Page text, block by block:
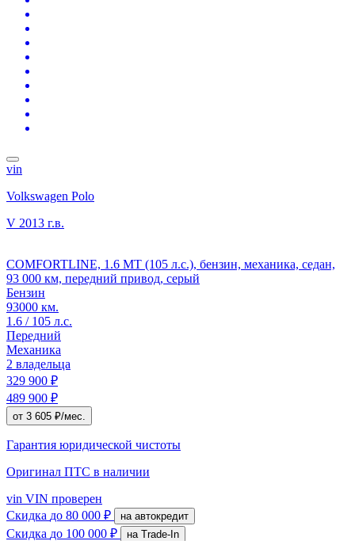
vin
Volkswagen Polo
V 2013 г.в.
COMFORTLINE, 1.6 MT (105 л.с.), бензин, механика, седан,
93 000 км, передний привод, серый
Бензин
93000 км.
1.6 / 105 л.с.
Передний
Механика
2 владельца
329 900 ₽
489 900 ₽
от 3 605 ₽/мес.
Гарантия юридической чистоты
Оригинал ПТС в наличии
vin VIN проверен
Скидка до 80 000 ₽ на автокредит
Скидка до 100 000 ₽
на Trade-In